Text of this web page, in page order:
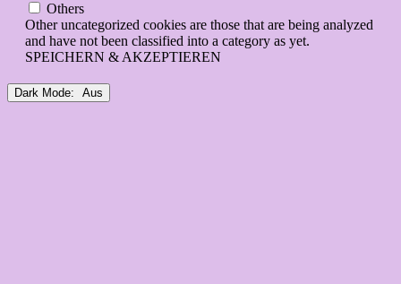
Others
Other uncategorized cookies are those that are being analyzed
and have not been classified into a category as yet.
SPEICHERN & AKZEPTIEREN
Dark Mode: